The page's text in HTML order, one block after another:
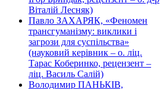
Віталій Лесняк)
Павло ЗАХАРЯК, «Феномен
трансгуманізму: виклики і
загрози для суспільства»
(науковий керівник – о. ліц.
Тарас Коберинко, рецензент –
ліц. Василь Салій)
Володимир ПАНЬКІВ,